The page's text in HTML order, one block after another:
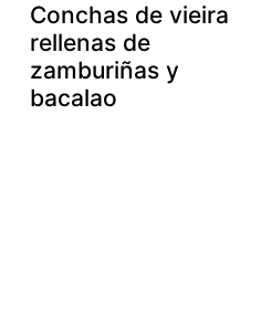
Conchas de vieira
rellenas de
zamburiñas y
bacalao